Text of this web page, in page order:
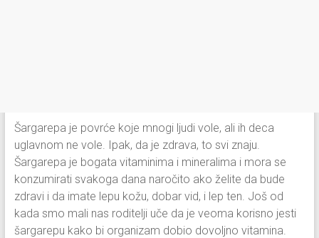
Šargarepa je povrće koje mnogi ljudi vole, ali ih deca
uglavnom ne vole. Ipak, da je zdrava, to svi znaju.
Šargarepa je bogata vitaminima i mineralima i mora se
konzumirati svakoga dana naročito ako želite da bude
zdravi i da imate lepu kožu, dobar vid, i lep ten. Još od
kada smo mali nas roditelji uče da je veoma korisno jesti
šargarepu kako bi organizam dobio dovoljno vitamina.